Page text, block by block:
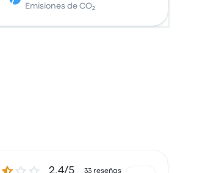
Emisiones de CO₂
5 estrellas
2.4/5 33 reseñas